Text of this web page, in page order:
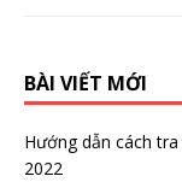
BÀI VIẾT MỚI
Hướng dẫn cách
2022